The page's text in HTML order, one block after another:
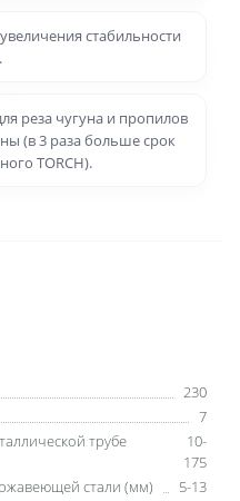
стабильности
реза чугуна и пропилов
(в 3 раза больше срок
TORCH).
230
7
трубе
10-
175
стали (мм)
5-13